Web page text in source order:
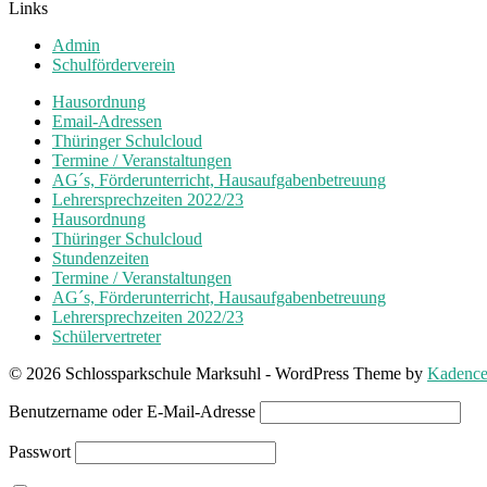
der
Beiträge
Links
Admin
Schulförderverein
Hausordnung
Email-Adressen
Thüringer Schulcloud
Termine / Veranstaltungen
AG´s, Förderunterricht, Hausaufgabenbetreuung
Lehrersprechzeiten 2022/23
Hausordnung
Thüringer Schulcloud
Stundenzeiten
Termine / Veranstaltungen
AG´s, Förderunterricht, Hausaufgabenbetreuung
Lehrersprechzeiten 2022/23
Schülervertreter
© 2026 Schlossparkschule Marksuhl - WordPress Theme by
Benutzername oder E-Mail-Adresse
Passwort